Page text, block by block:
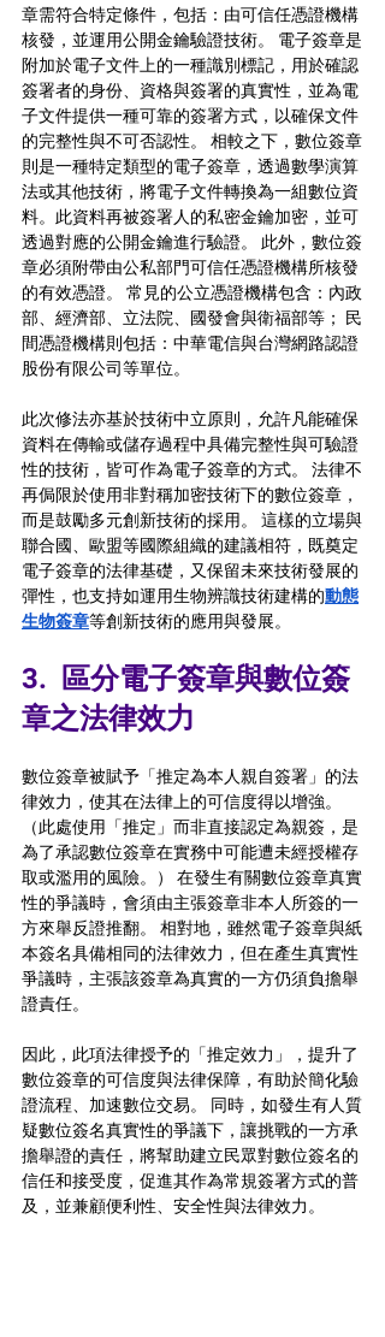
章需符合特定條件，包括：由可信任憑證機構
核發，並運用公開金鑰驗證技術。 電子簽章是
附加於電子文件上的一種識別標記，用於確認
簽署者的身份、資格與簽署的真實性，並為電
子文件提供一種可靠的簽署方式，以確保文件
的完整性與不可否認性。 相較之下，數位簽章
則是一種特定類型的電子簽章，透過數學演算
法或其他技術，將電子文件轉換為一組數位資
料。此資料再被簽署人的私密金鑰加密，並可
透過對應的公開金鑰進行驗證。 此外，數位簽
章必須附帶由公私部門可信任憑證機構所核發
的有效憑證。 常見的公立憑證機構包含：內政
部、經濟部、立法院、國發會與衛福部等； 民
間憑證機構則包括：中華電信與台灣網路認證
股份有限公司等單位。
此次修法亦基於技術中立原則，允許凡能確保
資料在傳輸或儲存過程中具備完整性與可驗證
性的技術，皆可作為電子簽章的方式。 法律不
再侷限於使用非對稱加密技術下的數位簽章，
而是鼓勵多元創新技術的採用。 這樣的立場與
聯合國、歐盟等國際組織的建議相符，既奠定
電子簽章的法律基礎，又保留未來技術發展的
彈性，也支持如運用生物辨識技術建構的動態
生物簽章等創新技術的應用與發展。
3.
區分電子簽章與數位簽
章之法律效力
數位簽章被賦予「推定為本人親自簽署」的法
律效力，使其在法律上的可信度得以增強。
（此處使用「推定」而非直接認定為親簽，是
為了承認數位簽章在實務中可能遭未經授權存
取或濫用的風險。） 在發生有關數位簽章真實
性的爭議時， 會須由主張簽章非本人所簽的一
方來舉反證推翻。
相對地，雖然電子簽章與紙
本簽名具備相同的法律效力，但在產生真實性
爭議時，主張該簽章為真實的一方仍須負擔舉
證責任。
因此，此項法律授予的「推定效力 」，提升了
數位簽章的可信度與法律保障，有助於簡化驗
證流程、加速數位交易。 同時， 如發生有人質
疑數位簽名真實性的爭議下，讓挑戰的一方承
擔舉證的責任，將幫助建立民眾對數位簽名的
信任和接受度 ，促進其作為常規簽署方式的普
及，並兼顧便利性、安全性與法律效力。